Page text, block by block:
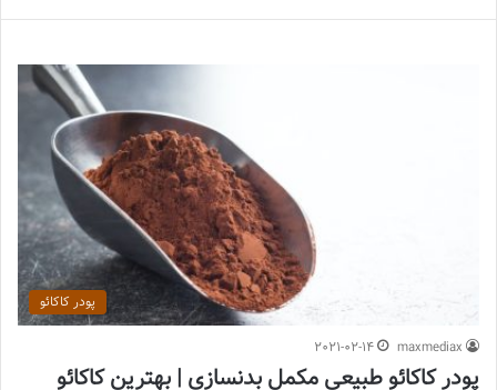
پودر کاکائو
maxmediax
2021-02-14
پودر کاکائو طبیعی مکمل بدنسازی | بهترین کاکائو